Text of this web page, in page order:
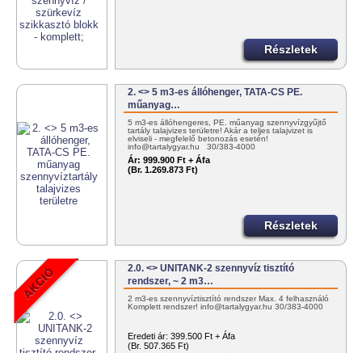
Részletek
2. <> 5 m3-es állóhenger, TATA-CS PE.
műanyag…
5 m3-es állóhengeres, PE. műanyag szennyvízgyűjtő
tartály talajvizes területre! Akár a teljes talajvizet is
elviseli - megfelelő betonozás esetén!
info@tartalygyar.hu 30/383-4000
Ár: 999.900 Ft + Áfa
(Br. 1.269.873 Ft)
Részletek
2.0. <> UNITANK-2 szennyvíz tisztító
rendszer, ~ 2 m3…
2 m3-es szennyvíztisztító rendszer Max. 4 felhasználó
Komplett rendszer! info@tartalygyar.hu 30/383-4000
Eredeti ár: 399.500 Ft + Áfa
(Br. 507.365 Ft)